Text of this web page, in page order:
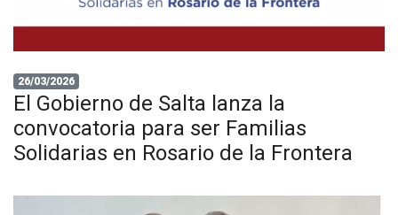
26/03/2026
El Gobierno de Salta lanza la
convocatoria para ser Familias
Solidarias en Rosario de la Frontera